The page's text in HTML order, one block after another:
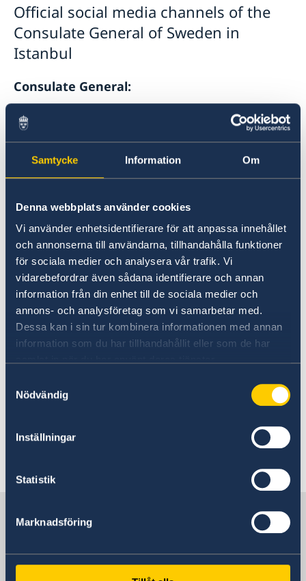
Samtycke Information Om
Denna webbplats använder cookies
Vi använder enhetsidentifierare för att anpassa innehållet
och annonserna till användarna, tillhandahålla funktioner
för sociala medier och analysera vår trafik. Vi
vidarebefordrar även sådana identifierare och annan
information från din enhet till de sociala medier och
annons- och analysföretag som vi samarbetar med.
Dessa kan i sin tur kombinera informationen med annan
information som du har tillhandahållit eller som de har
Nödvändig
Inställningar
Statistik
Marknadsföring
Social Media
About us
The Consul General
GDPR
Current
Official social media channels of the
Consulate General of Sweden in
Istanbul
Consulate General:
X/Twitter:
Instagram: swedeninistanbul
LinkedIn:
Consulate General of Sweden in Istanbul
Facebook:
Consulate General of Sweden, Istanbul
Consul General Johanna Strömquist:
X/Twitter:
Sweden in Türkiye
Sweden's consulate general